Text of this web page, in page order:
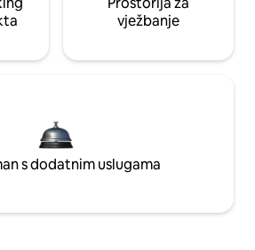
vježbanje
s dodatnim uslugama